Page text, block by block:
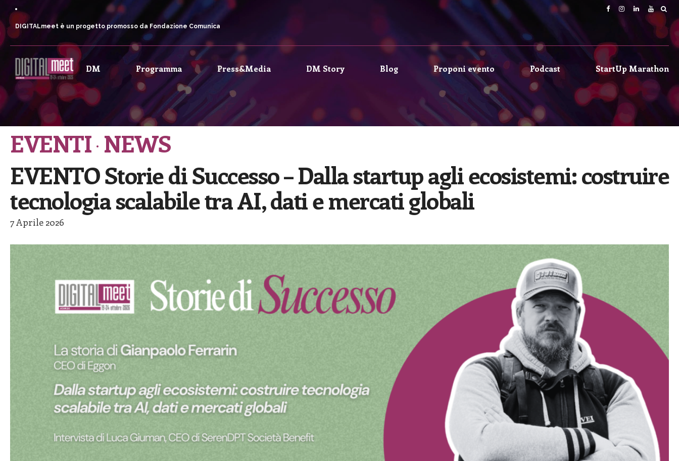
DIGITALmeet è un progetto promosso da Fondazione Comunica
DM Programma Press&Media DM Story Blog Proponi evento Podcast StartUp Marathon
EVENTI NEWS
EVENTO Storie di Successo – Dalla startup agli ecosistemi: costruire
tecnologia scalabile tra AI, dati e mercati globali
7 Aprile 2026